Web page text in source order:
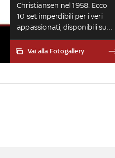
Christiansen nel 1958. Ecco
10 set imperdibili per i veri
appassionati, disponibili su
Amazon
Vai alla Fotogallery